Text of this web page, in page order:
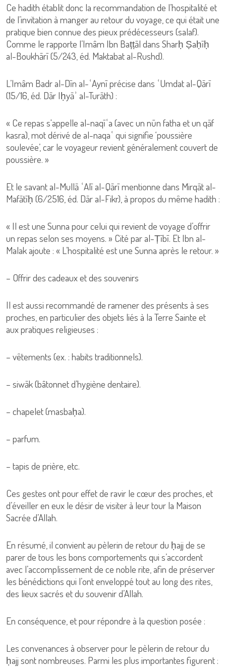
Ce hadith établit donc la recommandation de l’hospitalité et
de l’invitation à manger au retour du voyage, ce qui était une
pratique bien connue des pieux prédécesseurs (salaf).
Comme le rapporte l’Imâm Ibn Baṭṭāl dans Sharḥ Ṣaḥīḥ
al-Boukhārī (5/243, éd. Maktabat al-Rushd).
L’Imâm Badr al-Dīn al-ʿAynī précise dans ʿUmdat al-Qārī
(15/16, éd. Dār Iḥyāʾ al-Turāth) :
« Ce repas s'appelle al-naqīʿa (avec un nūn fatha et un qāf
kasra), mot dérivé de al-naqaʿ qui signifie ‘poussière
soulevée’, car le voyageur revient généralement couvert de
poussière. »
Et le savant al-Mullā ʿAlī al-Qārī mentionne dans Mirqāt al-
Mafātīḥ (6/2516, éd. Dār al-Fikr), à propos du même hadith :
« Il est une Sunna pour celui qui revient de voyage d’offrir
un repas selon ses moyens. » Cité par al-Ṭībī. Et Ibn al-
Malak ajoute : « L’hospitalité est une Sunna après le retour. »
– Offrir des cadeaux et des souvenirs
Il est aussi recommandé de ramener des présents à ses
proches, en particulier des objets liés à la Terre Sainte et
aux pratiques religieuses :
– vêtements (ex. : habits traditionnels).
– siwāk (bâtonnet d’hygiène dentaire).
– chapelet (masbaḥa).
– parfum.
– tapis de prière, etc.
Ces gestes ont pour effet de ravir le cœur des proches, et
d’éveiller en eux le désir de visiter à leur tour la Maison
Sacrée d’Allah.
En résumé, il convient au pèlerin de retour du ḥajj de se
parer de tous les bons comportements qui s’accordent
avec l’accomplissement de ce noble rite, afin de préserver
les bénédictions qui l’ont enveloppé tout au long des rites,
des lieux sacrés et du souvenir d’Allah.
En conséquence, et pour répondre à la question posée :
Les convenances à observer pour le pèlerin de retour du
ḥajj sont nombreuses. Parmi les plus importantes figurent :